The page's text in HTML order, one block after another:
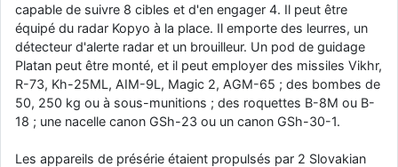
capable de suivre 8 cibles et d'en engager 4. Il peut être
équipé du radar Kopyo à la place. Il emporte des leurres, un
détecteur d'alerte radar et un brouilleur. Un pod de guidage
Platan peut être monté, et il peut employer des missiles Vikhr,
R-73, Kh-25ML, AIM-9L, Magic 2, AGM-65 ; des bombes de
50, 250 kg ou à sous-munitions ; des roquettes B-8M ou B-
18 ; une nacelle canon GSh-23 ou un canon GSh-30-1.
Les appareils de présérie étaient propulsés par 2 Slovakian